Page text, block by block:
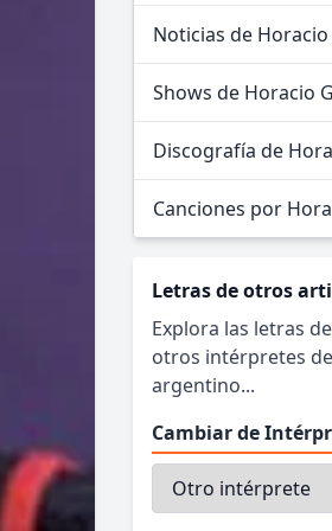
Noticias de
Shows de Horacio
Discografía de
Canciones por
Letras de otros
Explora las letras
otros intérpretes
argentino...
Cambiar de